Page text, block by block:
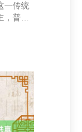
一传统
，普及
品和饮
。同
用。 其
时刻内
厅代金